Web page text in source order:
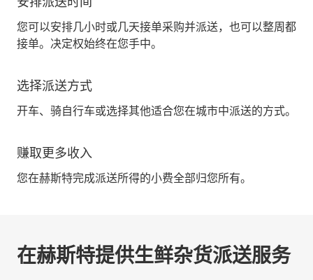
您可以安排几小时或几天接单采购并派送，也可以整周都
接单。决定权始终在您手中。
选择派送方式
开车、骑自行车或选择其他适合您在城市中派送的方式。
赚取更多收入
您在赫斯特完成派送所得的小费全部归您所有。
在赫斯特提供生鲜杂货派送服务